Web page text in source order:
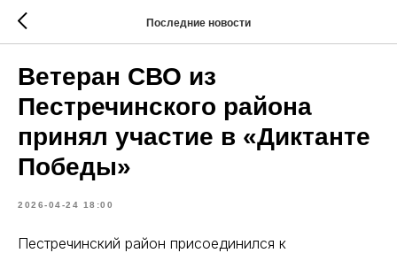
Последние новости
Ветеран СВО из
Пестречинского района
принял участие в «Диктанте
Победы»
2026-04-24 18:00
Пестречинский район присоединился к